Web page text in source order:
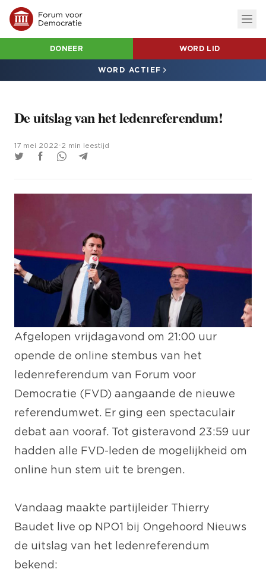
DONEER WORD LID
WORD ACTIEF
De uitslag van het ledenreferendum!
17 mei 2022 2 min leestijd
Afgelopen vrijdagavond om 21:00 uur
opende de online stembus van het
ledenreferendum van Forum voor
Democratie (FVD) aangaande de nieuwe
referendumwet. Er ging een spectaculair
debat aan vooraf. Tot gisteravond 23:59 uur
hadden alle FVD-leden de mogelijkheid om
online hun stem uit te brengen.
Vandaag maakte partijleider Thierry
Baudet live op NPO1 bij Ongehoord Nieuws
de uitslag van het ledenreferendum
bekend: